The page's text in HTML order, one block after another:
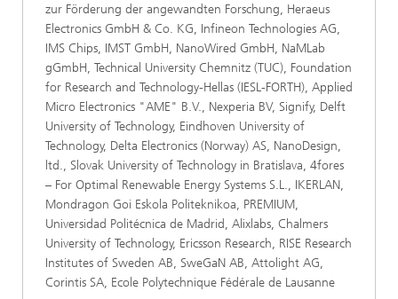
zur Förderung der angewandten Forschung, Heraeus
Electronics GmbH & Co. KG, Infineon Technologies AG,
IMS Chips, IMST GmbH, NanoWired GmbH, NaMLab
gGmbH, Technical University Chemnitz (TUC), Foundation
for Research and Technology-Hellas (IESL-FORTH), Applied
Micro Electronics "AME" B.V., Nexperia BV, Signify, Delft
University of Technology, Eindhoven University of
Technology, Delta Electronics (Norway) AS, NanoDesign,
ltd., Slovak University of Technology in Bratislava, 4fores
– For Optimal Renewable Energy Systems S.L., IKERLAN,
Mondragon Goi Eskola Politeknikoa, PREMIUM,
Universidad Politécnica de Madrid, Alixlabs, Chalmers
University of Technology, Ericsson Research, RISE Research
Institutes of Sweden AB, SweGaN AB, Attolight AG,
Corintis SA, Ecole Polytechnique Fédérale de Lausanne